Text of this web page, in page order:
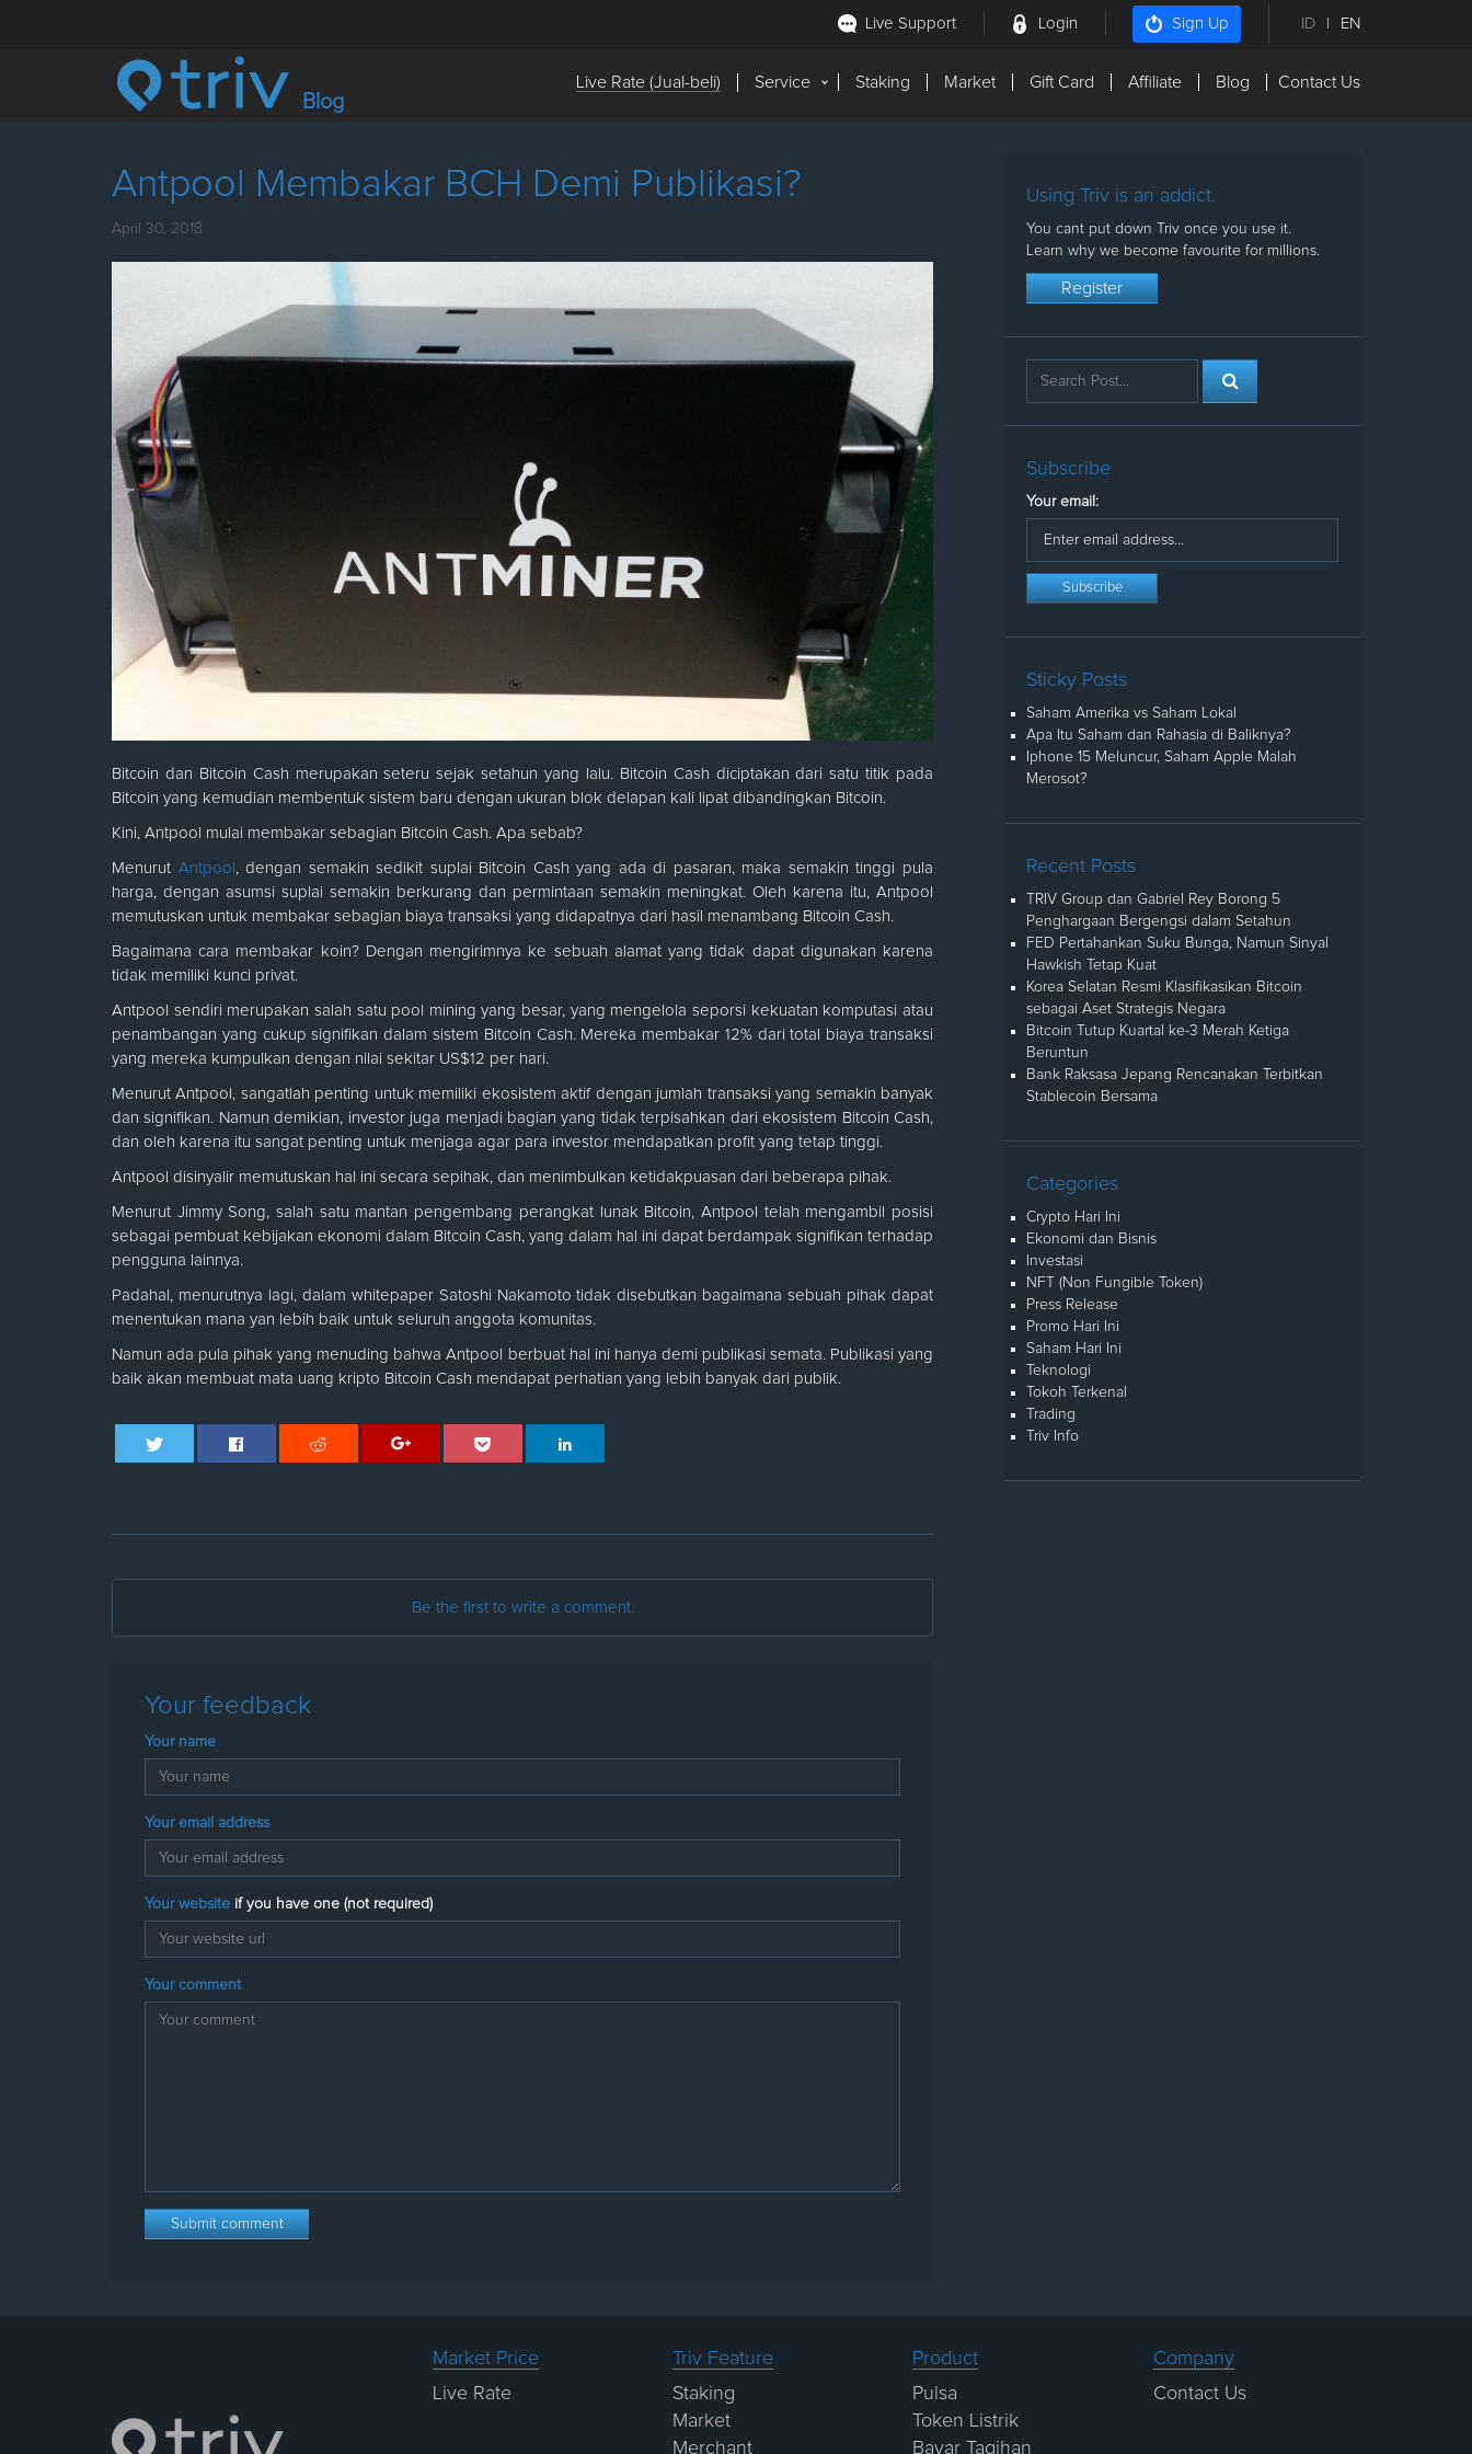
Live Support Login Sign Up ID | EN
Blog
Live Rate (Jual-beli) Service Staking Market Gift Card Affiliate Blog Contact Us
Antpool Membakar BCH Demi Publikasi?
April 30, 2018
Bitcoin dan Bitcoin Cash merupakan seteru sejak setahun yang lalu. Bitcoin Cash diciptakan dari satu titik pada
Bitcoin yang kemudian membentuk sistem baru dengan ukuran blok delapan kali lipat dibandingkan Bitcoin.
Kini, Antpool mulai membakar sebagian Bitcoin Cash. Apa sebab?
Menurut Antpool, dengan semakin sedikit suplai Bitcoin Cash yang ada di pasaran, maka semakin tinggi pula
harga, dengan asumsi suplai semakin berkurang dan permintaan semakin meningkat. Oleh karena itu, Antpool
memutuskan untuk membakar sebagian biaya transaksi yang didapatnya dari hasil menambang Bitcoin Cash.
Bagaimana cara membakar koin? Dengan mengirimnya ke sebuah alamat yang tidak dapat digunakan karena
tidak memiliki kunci privat.
Antpool sendiri merupakan salah satu pool mining yang besar, yang mengelola seporsi kekuatan komputasi atau
penambangan yang cukup signifikan dalam sistem Bitcoin Cash. Mereka membakar 12% dari total biaya transaksi
yang mereka kumpulkan dengan nilai sekitar US$12 per hari.
Menurut Antpool, sangatlah penting untuk memiliki ekosistem aktif dengan jumlah transaksi yang semakin banyak
dan signifikan. Namun demikian, investor juga menjadi bagian yang tidak terpisahkan dari ekosistem Bitcoin Cash,
dan oleh karena itu sangat penting untuk menjaga agar para investor mendapatkan profit yang tetap tinggi.
Antpool disinyalir memutuskan hal ini secara sepihak, dan menimbulkan ketidakpuasan dari beberapa pihak.
Menurut Jimmy Song, salah satu mantan pengembang perangkat lunak Bitcoin, Antpool telah mengambil posisi
sebagai pembuat kebijakan ekonomi dalam Bitcoin Cash, yang dalam hal ini dapat berdampak signifikan terhadap
pengguna lainnya.
Padahal, menurutnya lagi, dalam whitepaper Satoshi Nakamoto tidak disebutkan bagaimana sebuah pihak dapat
menentukan mana yan lebih baik untuk seluruh anggota komunitas.
Namun ada pula pihak yang menuding bahwa Antpool berbuat hal ini hanya demi publikasi semata. Publikasi yang
baik akan membuat mata uang kripto Bitcoin Cash mendapat perhatian yang lebih banyak dari publik.
Be the first to write a comment.
Your feedback
Your name
Your email address
Your website if you have one (not required)
Your comment
Using Triv is an addict.
You cant put down Triv once you use it.
Learn why we become favourite for millions.
Register
Subscribe
Your email:
Sticky Posts
Saham Amerika vs Saham Lokal
Apa Itu Saham dan Rahasia di Baliknya?
Iphone 15 Meluncur, Saham Apple Malah
Merosot?
Recent Posts
TRIV Group dan Gabriel Rey Borong 5
Penghargaan Bergengsi dalam Setahun
FED Pertahankan Suku Bunga, Namun Sinyal
Hawkish Tetap Kuat
Korea Selatan Resmi Klasifikasikan Bitcoin
sebagai Aset Strategis Negara
Bitcoin Tutup Kuartal ke-3 Merah Ketiga
Beruntun
Bank Raksasa Jepang Rencanakan Terbitkan
Stablecoin Bersama
Categories
Crypto Hari Ini
Ekonomi dan Bisnis
Investasi
NFT (Non Fungible Token)
Press Release
Promo Hari Ini
Saham Hari Ini
Teknologi
Tokoh Terkenal
Trading
Triv Info
Market Price
Live Rate
Triv Feature
Staking
Market
Merchant
Product
Pulsa
Token Listrik
Bayar Tagihan
Company
Contact Us